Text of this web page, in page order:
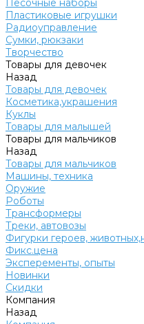
Песочные наборы
Пластиковые игрушки
Радиоуправление
Сумки, рюкзаки
Творчество
Товары для девочек
Назад
Товары для девочек
Косметика,украшения
Куклы
Товары для малышей
Товары для мальчиков
Назад
Товары для мальчиков
Машины, техника
Оружие
Роботы
Трансформеры
Треки, автовозы
Фигурки героев,
Фикс.цена
Эксперементы, опыты
Новинки
Скидки
Компания
Назад